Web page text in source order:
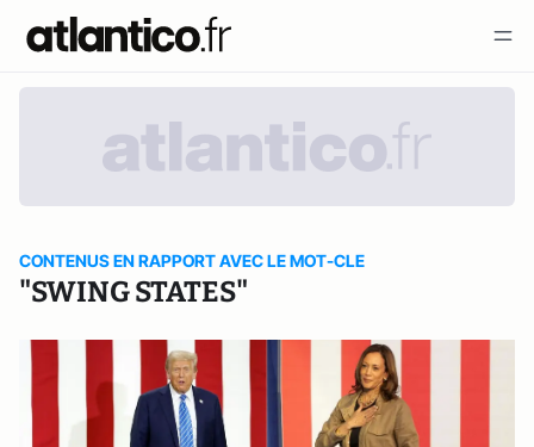
CONTENUS EN RAPPORT AVEC LE MOT-CLE
"SWING STATES"